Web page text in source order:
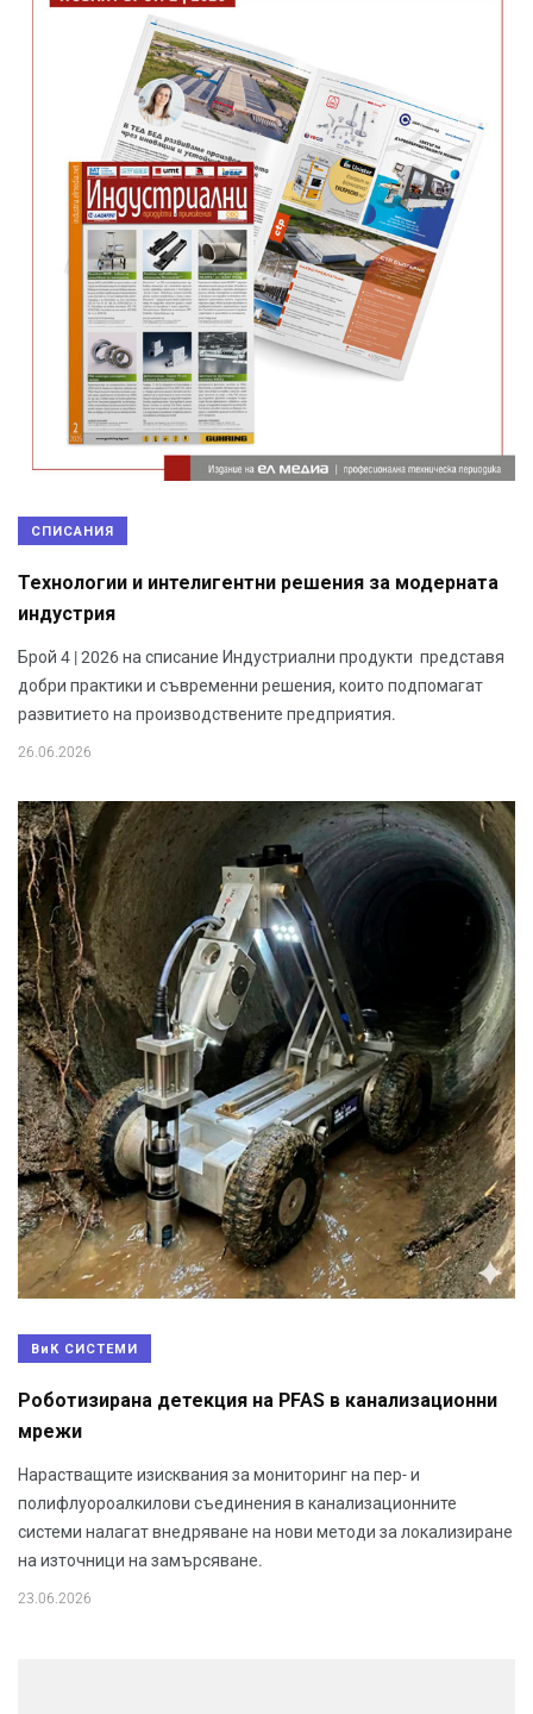
СПИСАНИЯ
Технологии и интелигентни решения за модерната
индустрия
Брой 4 | 2026 на списание Индустриални продукти представя
добри практики и съвременни решения, които подпомагат
развитието на производствените предприятия.
26.06.2026
ВиК СИСТЕМИ
Роботизирана детекция на PFAS в канализационни
мрежи
Нарастващите изисквания за мониторинг на пер- и
полифлуороалкилови съединения в канализационните
системи налагат внедряване на нови методи за локализиране
на източници на замърсяване.
23.06.2026